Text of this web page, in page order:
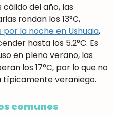
del año, las
rondan los 13°C,
por la noche en Ushuaia,
hasta los 5.2°C. Es
en pleno verano, las
los 17°C, por lo que no
veraniego.
comunes